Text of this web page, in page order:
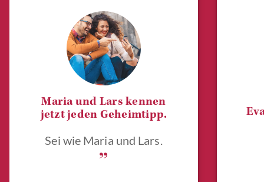
Maria und Lars kennen
jetzt jeden Geheimtipp.
Sei wie Maria und Lars.
„